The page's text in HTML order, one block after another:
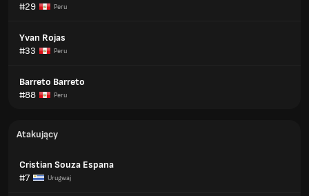
#29
Peru
Yvan Rojas
#33
Peru
Barreto Barreto
#88
Peru
Atakujący
Cristian Souza Espana
#7
Urugwaj